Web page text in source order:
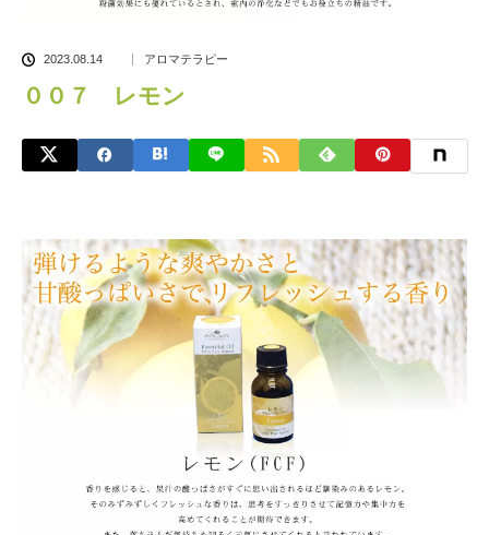
2023.08.14 アロマテラピー
００７ レモン